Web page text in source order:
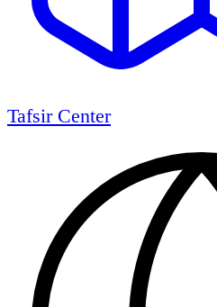
Tafsir Center